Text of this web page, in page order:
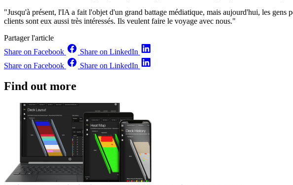
"Jusqu'à présent, l'IA a fait l'objet d'un grand battage médiatique, mais aujourd'hui, les
clients sont eux aussi très intéressés. Ils veulent faire le voyage avec nous."
Partager l'article
Share on Facebook
Share on LinkedIn
Share on Facebook
Share on LinkedIn
Find out more